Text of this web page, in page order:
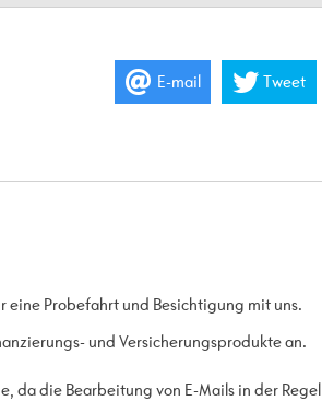
E-mail Tweet
eine Probefahrt und Besichtigung mit uns.
und Versicherungsprodukte an.
da die Bearbeitung von E-Mails in der Regel